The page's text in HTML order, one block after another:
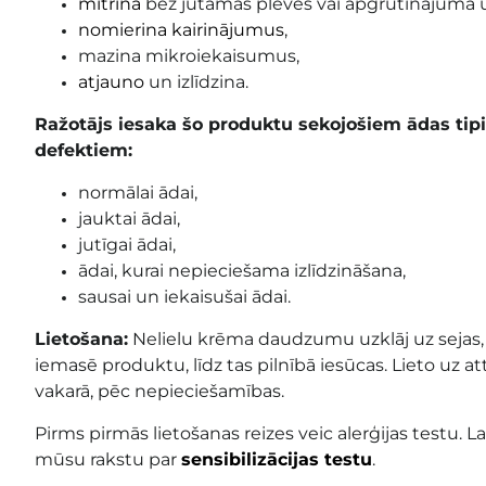
nomierina kairinājumus,
mazina mikroiekaisumus,
atjauno un izlīdzina.
Ražotājs iesaka šo produktu sekojošiem ādas
defektiem:
normālai ādai,
jauktai ādai,
jutīgai ādai,
ādai, kurai nepieciešama izlīdzināšana,
sausai un iekaisušai ādai.
Lietošana: Nelielu krēma daudzumu uzklāj uz
iemasē produktu, līdz tas pilnībā iesūcas. Lieto uz
vakarā, pēc nepieciešamības.
Pirms pirmās lietošanas reizes veic alerģijas testu.
mūsu rakstu par sensibilizācijas testu.